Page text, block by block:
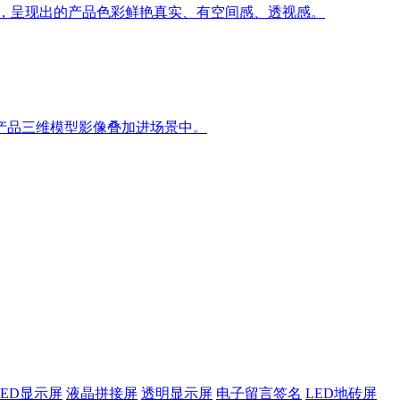
现出的产品色彩鲜艳真实、有空间感、透视感。
三维模型影像叠加进场景中。
显示屏 液晶拼接屏 透明显示屏 电子留言签名 LED地砖屏